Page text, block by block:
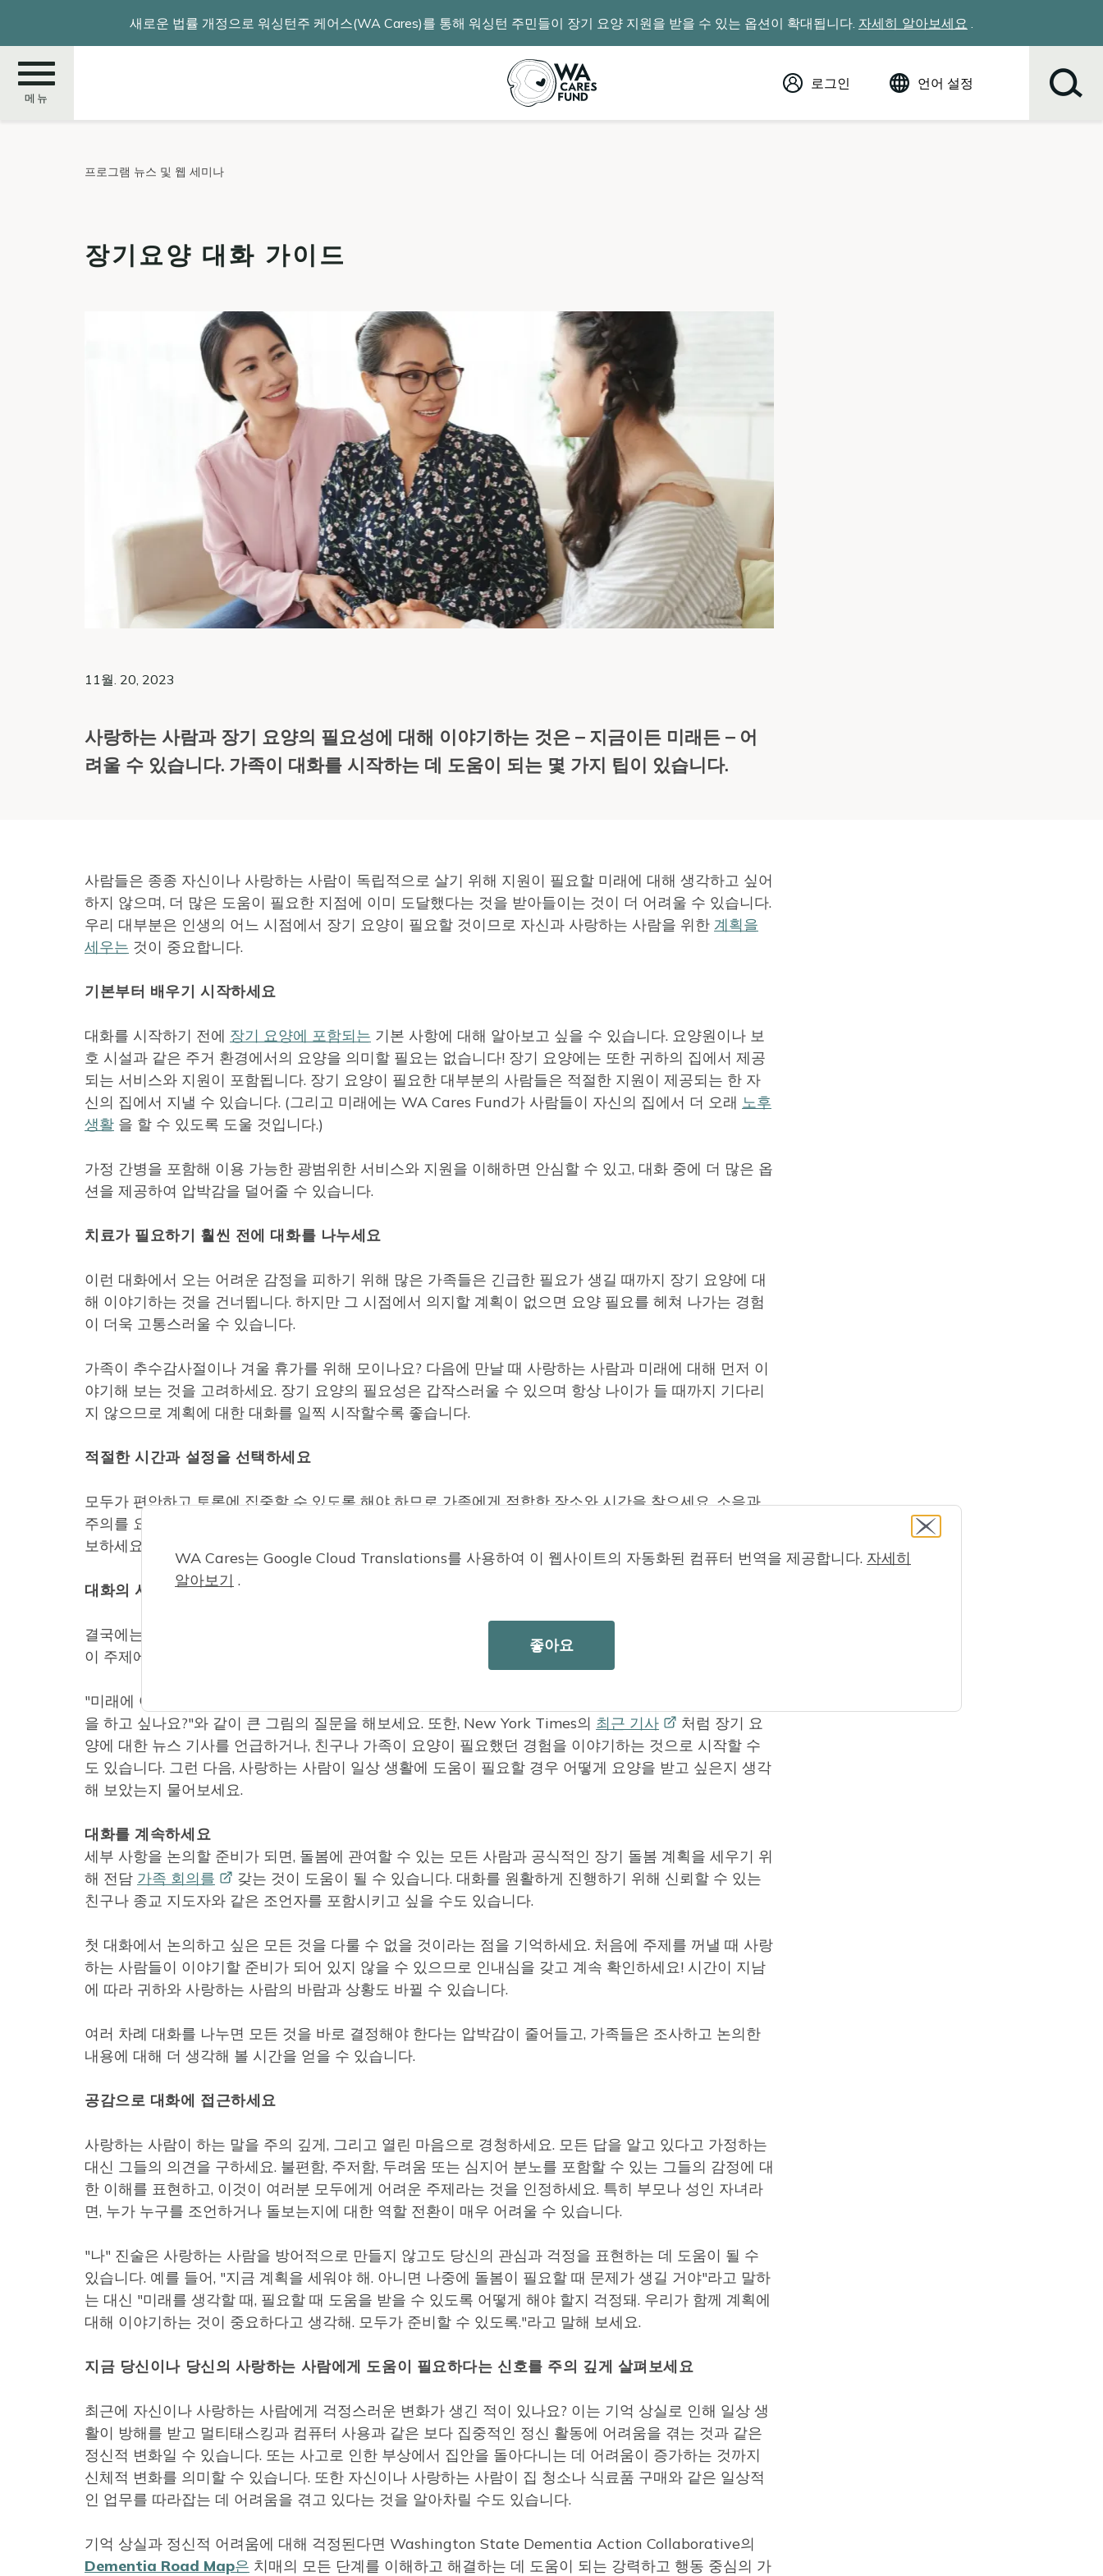
콘
새로운 법률 개정으로 워싱턴주 케어스(WA Cares)를 통해 워싱턴 주민들이 장기 요양 지원을 받을 수 있는 옵션이 확대됩니다. 자세히 알아보세요 .
메뉴
로그인 언어 설정
프로그램 뉴스 및 웹 세미나
장기요양 대화 가이드
11월. 20, 2023
사랑하는 사람과 장기 요양의 필요성에 대해 이야기하는 것은 – 지금이든 미래든 – 어
려울 수 있습니다. 가족이 대화를 시작하는 데 도움이 되는 몇 가지 팁이 있습니다.
사람들은 종종 자신이나 사랑하는 사람이 독립적으로 살기 위해 지원이 필요할 미래에 대해 생각하고 싶어
하지 않으며, 더 많은 도움이 필요한 지점에 이미 도달했다는 것을 받아들이는 것이 더 어려울 수 있습니다.
우리 대부분은 인생의 어느 시점에서 장기 요양이 필요할 것이므로 자신과 사랑하는 사람을 위한 계획을
세우는 것이 중요합니다.
기본부터 배우기 시작하세요
대화를 시작하기 전에 장기 요양에 포함되는 기본 사항에 대해 알아보고 싶을 수 있습니다. 요양원이나 보
호 시설과 같은 주거 환경에서의 요양을 의미할 필요는 없습니다! 장기 요양에는 또한 귀하의 집에서 제공
되는 서비스와 지원이 포함됩니다. 장기 요양이 필요한 대부분의 사람들은 적절한 지원이 제공되는 한 자
신의 집에서 지낼 수 있습니다. (그리고 미래에는 WA Cares Fund가 사람들이 자신의 집에서 더 오래 노후
생활 을 할 수 있도록 도울 것입니다.)
가정 간병을 포함해 이용 가능한 광범위한 서비스와 지원을 이해하면 안심할 수 있고, 대화 중에 더 많은 옵
션을 제공하여 압박감을 덜어줄 수 있습니다.
치료가 필요하기 훨씬 전에 대화를 나누세요
이런 대화에서 오는 어려운 감정을 피하기 위해 많은 가족들은 긴급한 필요가 생길 때까지 장기 요양에 대
해 이야기하는 것을 건너뜁니다. 하지만 그 시점에서 의지할 계획이 없으면 요양 필요를 헤쳐 나가는 경험
이 더욱 고통스러울 수 있습니다.
가족이 추수감사절이나 겨울 휴가를 위해 모이나요? 다음에 만날 때 사랑하는 사람과 미래에 대해 먼저 이
야기해 보는 것을 고려하세요. 장기 요양의 필요성은 갑작스러울 수 있으며 항상 나이가 들 때까지 기다리
지 않으므로 계획에 대한 대화를 일찍 시작할수록 좋습니다.
적절한 시간과 설정을 선택하세요
모두가 편안하고 토론에 집중할 수 있도록 해야 하므로 가족에게 적합한 장소와 시간을 찾으세요. 소음과
주의를 요하는 다른 활동과 같은 방해 요소를 최소화하세요. 의미 있는 토론을 할 수 있는 충분한 시간을 확
보하세요.
대화의 시작으로 자연스럽게 다가가세요
결국에는 자세한 장기적 치료 계획을 세우고 온 가족이 같은 생각을 갖게 하고 싶을 것이지만, 특히 가족이
이 주제에 대해 이야기하는 데 익숙하지 않다면 작은 것부터 시작하는 것이 더 쉬울 수 있습니다.
"미래에 어디에서 살고 싶은지 생각해 본 적이 있나요?" 또는 "나이가 들면서 계속 할 수 있도록 어떤 활동
을 하고 싶나요?"와 같이 큰 그림의 질문을 해보세요. 또한, New York Times의 최근 기사
처럼 장기 요
양에 대한 뉴스 기사를 언급하거나, 친구나 가족이 요양이 필요했던 경험을 이야기하는 것으로 시작할 수
도 있습니다. 그런 다음, 사랑하는 사람이 일상 생활에 도움이 필요할 경우 어떻게 요양을 받고 싶은지 생각
해 보았는지 물어보세요.
대화를 계속하세요
세부 사항을 논의할 준비가 되면, 돌봄에 관여할 수 있는 모든 사람과 공식적인 장기 돌봄 계획을 세우기 위
해 전담 가족 회의를
갖는 것이 도움이 될 수 있습니다. 대화를 원활하게 진행하기 위해 신뢰할 수 있는
친구나 종교 지도자와 같은 조언자를 포함시키고 싶을 수도 있습니다.
첫 대화에서 논의하고 싶은 모든 것을 다룰 수 없을 것이라는 점을 기억하세요. 처음에 주제를 꺼낼 때 사랑
하는 사람들이 이야기할 준비가 되어 있지 않을 수 있으므로 인내심을 갖고 계속 확인하세요! 시간이 지남
에 따라 귀하와 사랑하는 사람의 바람과 상황도 바뀔 수 있습니다.
여러 차례 대화를 나누면 모든 것을 바로 결정해야 한다는 압박감이 줄어들고, 가족들은 조사하고 논의한
내용에 대해 더 생각해 볼 시간을 얻을 수 있습니다.
공감으로 대화에 접근하세요
사랑하는 사람이 하는 말을 주의 깊게, 그리고 열린 마음으로 경청하세요. 모든 답을 알고 있다고 가정하는
대신 그들의 의견을 구하세요. 불편함, 주저함, 두려움 또는 심지어 분노를 포함할 수 있는 그들의 감정에 대
한 이해를 표현하고, 이것이 여러분 모두에게 어려운 주제라는 것을 인정하세요. 특히 부모나 성인 자녀라
면, 누가 누구를 조언하거나 돌보는지에 대한 역할 전환이 매우 어려울 수 있습니다.
"나" 진술은 사랑하는 사람을 방어적으로 만들지 않고도 당신의 관심과 걱정을 표현하는 데 도움이 될 수
있습니다. 예를 들어, "지금 계획을 세워야 해. 아니면 나중에 돌봄이 필요할 때 문제가 생길 거야"라고 말하
는 대신 "미래를 생각할 때, 필요할 때 도움을 받을 수 있도록 어떻게 해야 할지 걱정돼. 우리가 함께 계획에
대해 이야기하는 것이 중요하다고 생각해. 모두가 준비할 수 있도록."라고 말해 보세요.
지금 당신이나 당신의 사랑하는 사람에게 도움이 필요하다는 신호를 주의 깊게 살펴보세요
최근에 자신이나 사랑하는 사람에게 걱정스러운 변화가 생긴 적이 있나요? 이는 기억 상실로 인해 일상 생
활이 방해를 받고 멀티태스킹과 컴퓨터 사용과 같은 보다 집중적인 정신 활동에 어려움을 겪는 것과 같은
정신적 변화일 수 있습니다. 또는 사고로 인한 부상에서 집안을 돌아다니는 데 어려움이 증가하는 것까지
신체적 변화를 의미할 수 있습니다. 또한 자신이나 사랑하는 사람이 집 청소나 식료품 구매와 같은 일상적
인 업무를 따라잡는 데 어려움을 겪고 있다는 것을 알아차릴 수도 있습니다.
기억 상실과 정신적 어려움에 대해 걱정된다면 Washington State Dementia Action Collaborative의
Dementia Road Map은 치매의 모든 단계를 이해하고 해결하는 데 도움이 되는 강력하고 행동 중심의 가
WA Cares는 Google Cloud Translations를 사용하여 이 웹사이트의 자동화된 컴퓨터 번역을 제공합니다. 자세히
알아보기 .
좋아요